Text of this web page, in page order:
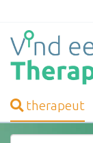
therapeut